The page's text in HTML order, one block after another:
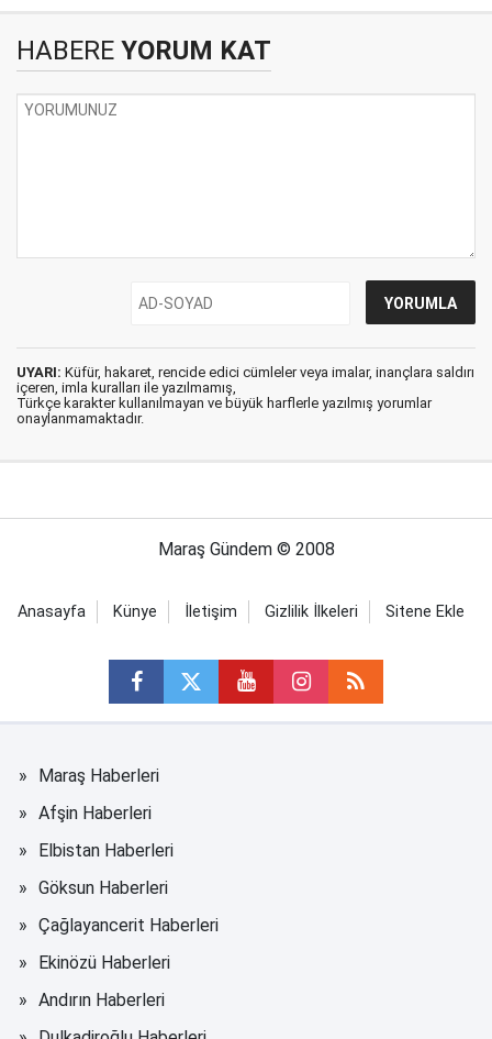
HABERE YORUM KAT
UYARI: Küfür, hakaret, rencide edici cümleler veya imalar, inançlara saldırı
içeren, imla kuralları ile yazılmamış,
Türkçe karakter kullanılmayan ve büyük harflerle yazılmış yorumlar
onaylanmamaktadır.
Maraş Gündem © 2008
Anasayfa Künye İletişim Gizlilik İlkeleri Sitene Ekle
Maraş Haberleri
Afşin Haberleri
Elbistan Haberleri
Göksun Haberleri
Çağlayancerit Haberleri
Ekinözü Haberleri
Andırın Haberleri